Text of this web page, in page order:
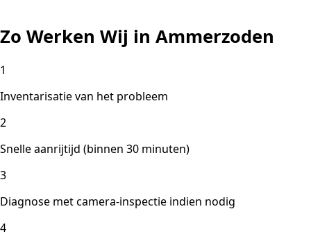
Zo Werken Wij in Ammerzoden
1
Inventarisatie van het probleem
2
Snelle aanrijtijd (binnen 30 minuten)
3
Diagnose met camera-inspectie indien nodig
4